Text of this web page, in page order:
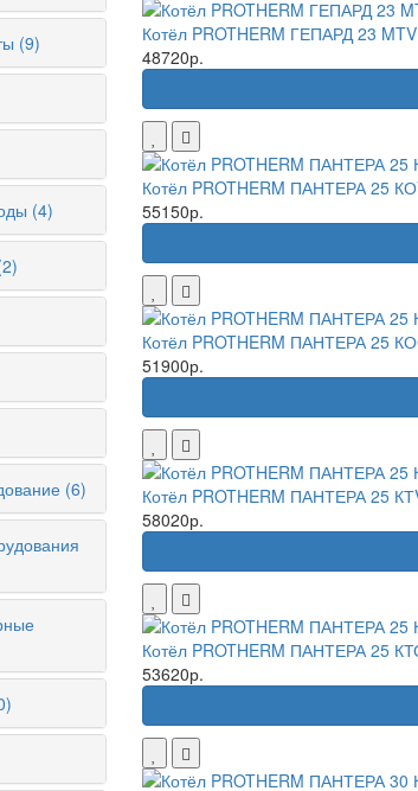
(9)
(4)
(6)
Котёл PROTHERM ГЕПАРД 23
48720р.
Котёл PROTHERM ПАНТЕРА 25
55150р.
Котёл PROTHERM ПАНТЕРА 25
51900р.
Котёл PROTHERM ПАНТЕРА 25
58020р.
Котёл PROTHERM ПАНТЕРА 25
53620р.